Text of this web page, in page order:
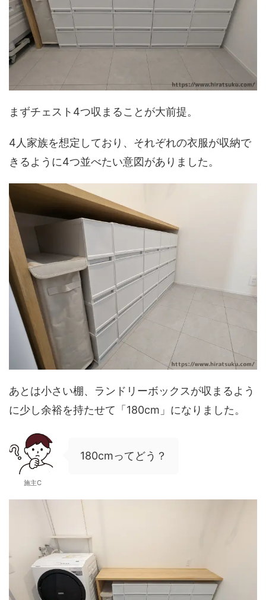
まずチェスト4つ収まることが大前提。
4人家族を想定しており、それぞれの衣服が収納で
きるように4つ並べたい意図がありました。
あとは小さい棚、ランドリーボックスが収まるよう
に少し余裕を持たせて「180cm」になりました。
施主C
180cmってどう？